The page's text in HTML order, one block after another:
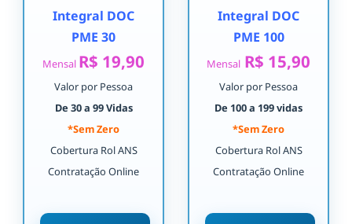
Integral DOC
PME 30
Mensal R$ 19,90
Valor por Pessoa
De 30 a 99 Vidas
*Sem Zero
Cobertura Rol ANS
Contratação Online
Integral DOC
PME 100
Mensal R$ 15,90
Valor por Pessoa
De 100 a 199 vidas
*Sem Zero
Cobertura Rol ANS
Contratação Online